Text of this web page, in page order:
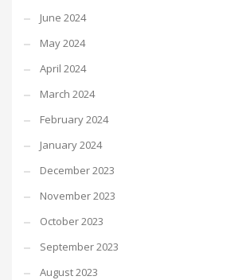
June 2024
May 2024
April 2024
March 2024
February 2024
January 2024
December 2023
November 2023
October 2023
September 2023
August 2023